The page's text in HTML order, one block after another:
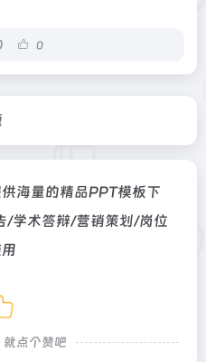
0
海量的精品PPT模板下
/学术答辩/营销策划/岗位
就点个赞吧